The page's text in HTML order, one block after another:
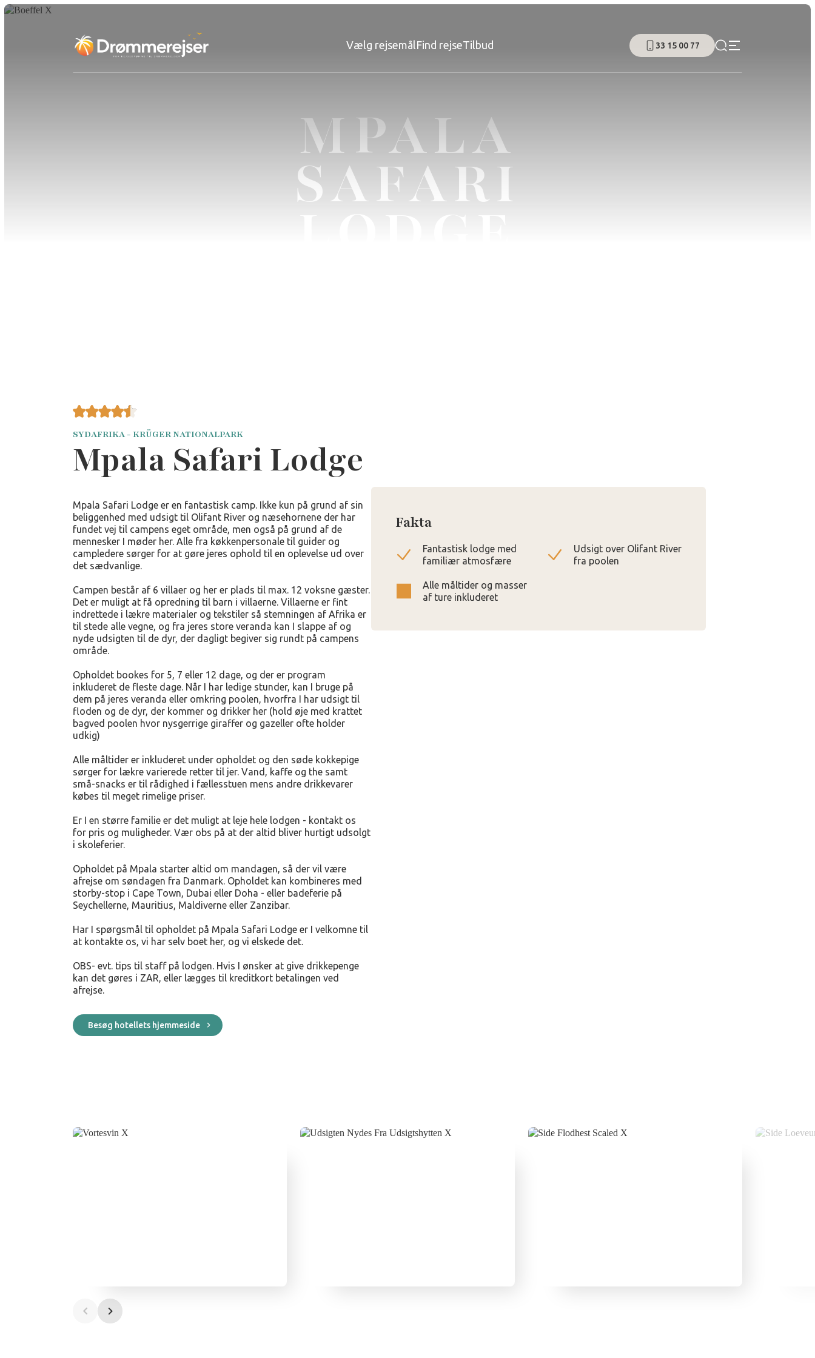
Vælg rejsemålFind rejseTilbud 33 15 00 77
MPALA
SAFARI
LODGE
SYDAFRIKA - KRÜGER NATIONALPARK
Mpala Safari Lodge
Mpala Safari Lodge er en fantastisk camp. Ikke kun på grund af sin
beliggenhed med udsigt til Olifant River og næsehornene der har
fundet vej til campens eget område, men også på grund af de
mennesker I møder her. Alle fra køkkenpersonale til guider og
campledere sørger for at gøre jeres ophold til en oplevelse ud over
det sædvanlige.
Campen består af 6 villaer og her er plads til max. 12 voksne gæster.
Det er muligt at få opredning til barn i villaerne. Villaerne er fint
indrettede i lækre materialer og tekstiler så stemningen af Afrika er
til stede alle vegne, og fra jeres store veranda kan I slappe af og
nyde udsigten til de dyr, der dagligt begiver sig rundt på campens
område.
Opholdet bookes for 5, 7 eller 12 dage, og der er program
inkluderet de fleste dage. Når I har ledige stunder, kan I bruge på
dem på jeres veranda eller omkring poolen, hvorfra I har udsigt til
floden og de dyr, der kommer og drikker her (hold øje med krattet
bagved poolen hvor nysgerrige giraffer og gazeller ofte holder
udkig)
Alle måltider er inkluderet under opholdet og den søde kokkepige
sørger for lækre varierede retter til jer. Vand, kaffe og the samt
små-snacks er til rådighed i fællesstuen mens andre drikkevarer
købes til meget rimelige priser.
Er I en større familie er det muligt at leje hele lodgen - kontakt os
for pris og muligheder. Vær obs på at der altid bliver hurtigt udsolgt
i skoleferier.
Opholdet på Mpala starter altid om mandagen, så der vil være
afrejse om søndagen fra Danmark. Opholdet kan kombineres med
storby-stop i Cape Town, Dubai eller Doha - eller badeferie på
Seychellerne, Mauritius, Maldiverne eller Zanzibar.
Har I spørgsmål til opholdet på Mpala Safari Lodge er I velkomne til
at kontakte os, vi har selv boet her, og vi elskede det.
OBS- evt. tips til staff på lodgen. Hvis I ønsker at give drikkepenge
kan det gøres i ZAR, eller lægges til kreditkort betalingen ved
afrejse.
Besøg hotellets hjemmeside
Fakta
Fantastisk lodge med
familiær atmosfære
Alle måltider og masser
af ture inkluderet
Udsigt over Olifant River
fra poolen